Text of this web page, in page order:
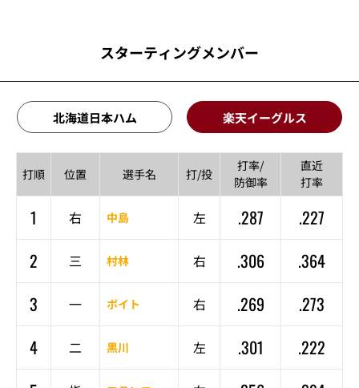
スターティングメンバー
北海道日本ハム 楽天イーグルス
打順 位置 選手名 打/投
打率/
防御率
直近
打率
1 右 中島 左 .287
.227
2
三 村林 右 .306
.364
3
一 ボイト 右 .269
.273
4
二 黒川 左 .301
.222